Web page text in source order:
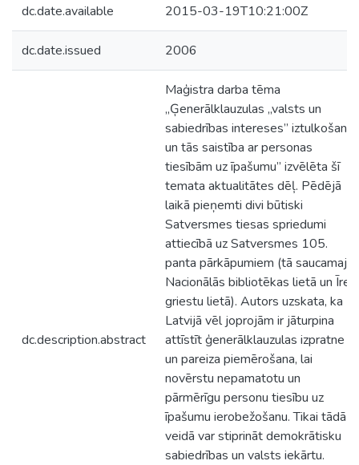
dc.date.available 2015-03-19T10:21:00Z
dc.date.issued 2006
dc.description.abstract
Maģistra darba tēma
„Ģenerālklauzulas „valsts un
sabiedrības intereses” iztulkošana
un tās saistība ar personas
tiesībām uz īpašumu” izvēlēta šī
temata aktualitātes dēļ. Pēdējā
laikā pieņemti divi būtiski
Satversmes tiesas spriedumi
attiecībā uz Satversmes 105.
panta pārkāpumiem (tā saucamajā
Nacionālās bibliotēkas lietā un Īres
griestu lietā). Autors uzskata, ka
Latvijā vēl joprojām ir jāturpina
attīstīt ģenerālklauzulas izpratne
un pareiza piemērošana, lai
novērstu nepamatotu un
pārmērīgu personu tiesību uz
īpašumu ierobežošanu. Tikai tādā
veidā var stiprināt demokrātisku
sabiedrības un valsts iekārtu.